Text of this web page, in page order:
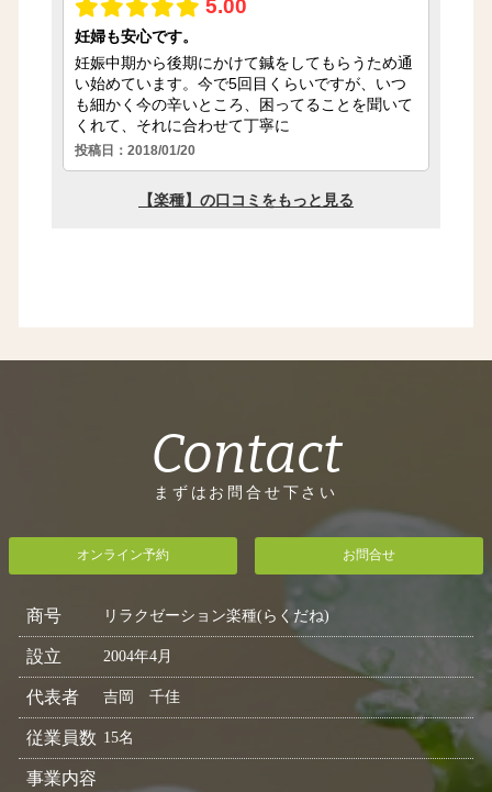
Contact
まずはお問合せ下さい
オンライン予約 お問合せ
商号 リラクゼーション楽種(らくだね)
設立 2004年4月
代表者 吉岡 千佳
従業員数 15名
事業内容